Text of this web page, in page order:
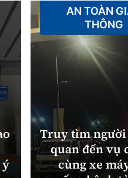
ý
Truy tìm
quan đến vụ
cùng xe
AN TOÀN
THÔNG